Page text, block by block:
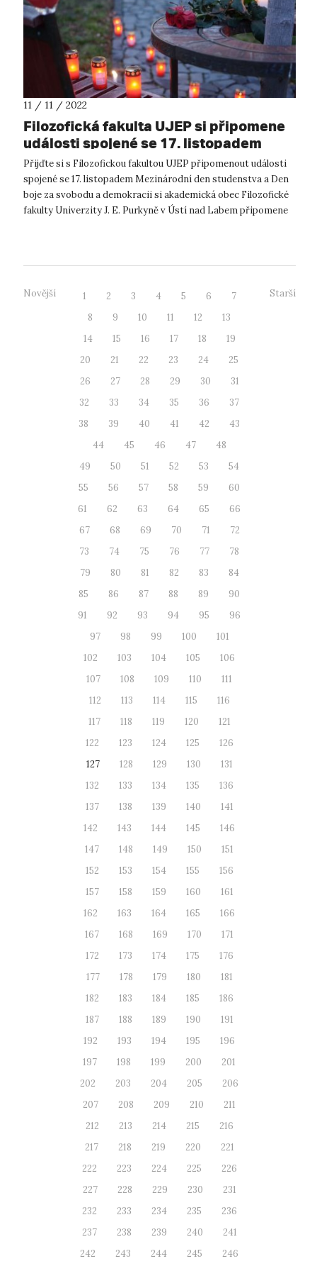
11 / 11 / 2022
Filozofická fakulta UJEP si připomene
události spojené se 17. listopadem
Přijďte si s Filozofickou fakultou UJEP připomenout události
spojené se 17. listopadem Mezinárodní den studenstva a Den
boje za svobodu a demokracii si akademická obec Filozofické
fakulty Univerzity J. E. Purkyně v Ústí nad Labem připomene
Novější 1 2 3 4 5 6
7
8
9 10 11 12
13
14
15 16 17 18
19
20
21 22 23 24
25
26
27 28 29 30
31
32
33 34 35 36
37
38
39 40 41 42
43
44
45 46 47
48
49
50 51 52 53
54
55
56 57 58 59
60
61
62 63 64 65
66
67
68 69 70 71
72
73
74 75 76 77
78
79
80 81 82 83
84
85
86 87 88 89
90
91
92 93 94 95
96
97
98 99 100
101
102
103 104 105
106
107
108 109 110
111
112
113 114 115
116
117
118 119 120
121
122
123 124 125
126
127
128 129 130
131
132
133 134 135
136
137
138 139 140
141
142
143 144 145
146
147
148 149 150
151
152
153 154 155
156
157
158 159 160
161
162
163 164 165
166
167
168 169 170
171
172
173 174 175
176
177
178 179 180
181
182
183 184 185
186
187
188 189 190
191
192
193 194 195
196
197
198 199 200
201
202
203 204 205
206
207
208 209 210
211
212
213 214 215
216
217
218 219 220
221
222
223 224 225
226
227
228 229 230
231
232
233 234 235
236
237
238 239 240
241
242
243 244 245
246
Starší